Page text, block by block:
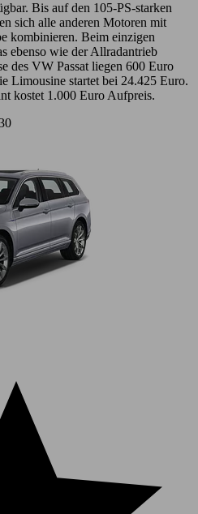
Bis auf den 105-PS-starken
sich alle anderen Motoren mit
kombinieren. Beim einzigen
ebenso wie der Allradantrieb
des VW Passat liegen 600 Euro
Limousine startet bei 24.425 Euro.
kostet 1.000 Euro Aufpreis.